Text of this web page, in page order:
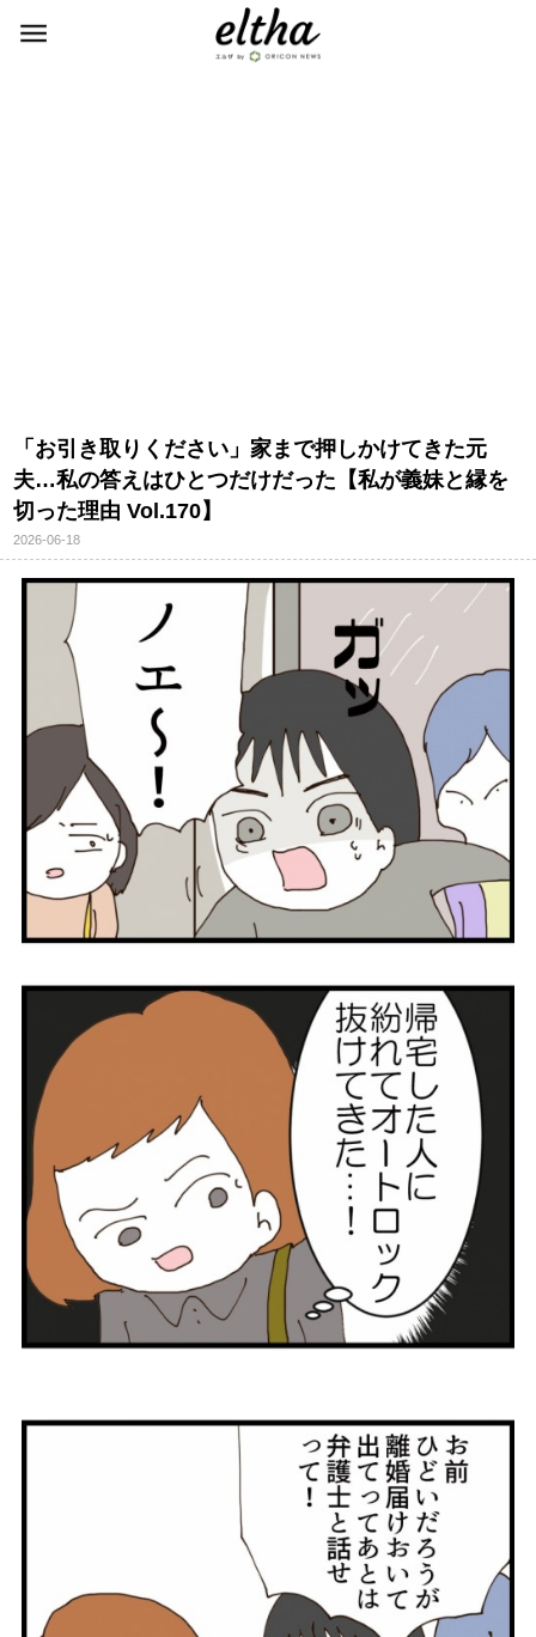
「お引き取りください」家まで押しかけてきた元
夫…私の答えはひとつだけだった【私が義妹と縁を
切った理由 Vol.170】
2026-06-18